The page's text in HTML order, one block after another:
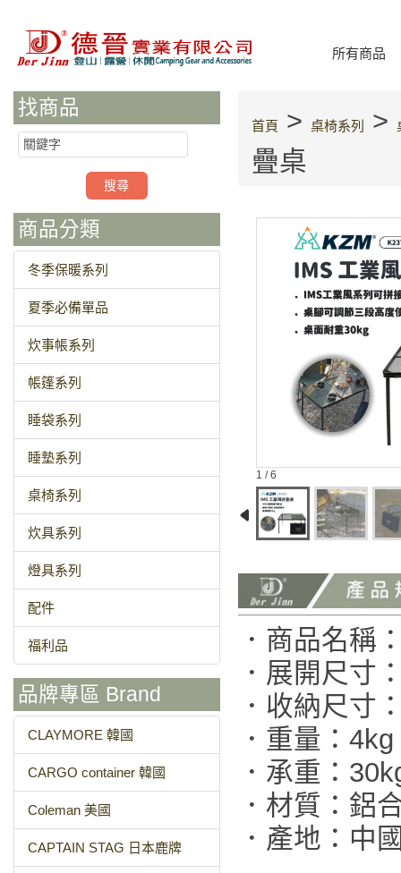
所有商品
找商品
商品分類
冬季保暖系列
夏季必備單品
炊事帳系列
帳篷系列
睡袋系列
睡墊系列
桌椅系列
炊具系列
燈具系列
配件
福利品
品牌專區 Brand
CLAYMORE 韓國
CARGO container 韓國
Coleman 美國
CAPTAIN STAG 日本鹿牌
首頁 > 桌椅系列 >
疊桌
1 / 6
．商品名稱
．展開尺寸
．收納尺寸
．重量：4kg
．承重：
．材質：鋁
．產地：中